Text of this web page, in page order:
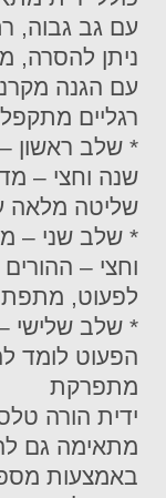
ניתן להסרה,
רגליים
שנה וחצי –
שליטה מלאה
* שלב שני –
וחצי –
לפעוט, מתפתח
* שלב שלישי
הפעוט לומד
מתפרקת
ידית הורה
מתאימה גם
באמצעות